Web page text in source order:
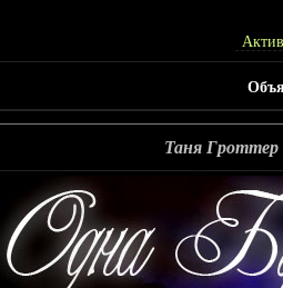
Таня Гроттер